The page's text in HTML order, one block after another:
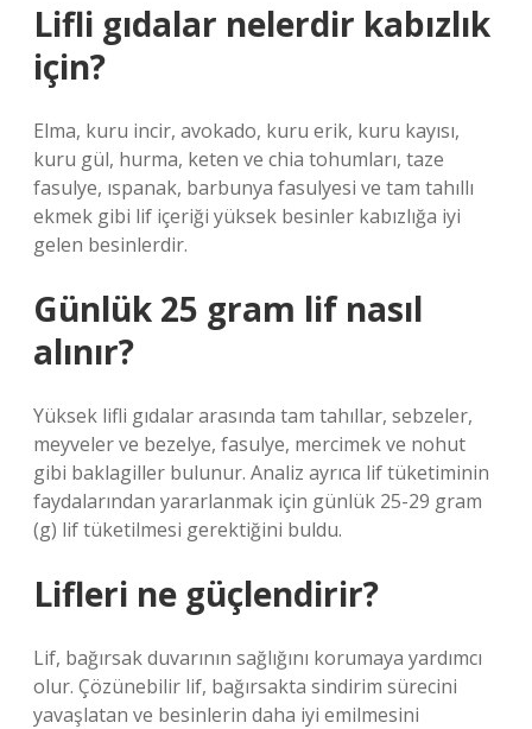
Lifli gıdalar nelerdir kabızlık
için?
Elma, kuru incir, avokado, kuru erik, kuru kayısı,
kuru gül, hurma, keten ve chia tohumları, taze
fasulye, ıspanak, barbunya fasulyesi ve tam tahıllı
ekmek gibi lif içeriği yüksek besinler kabızlığa iyi
gelen besinlerdir.
Günlük 25 gram lif nasıl
alınır?
Yüksek lifli gıdalar arasında tam tahıllar, sebzeler,
meyveler ve bezelye, fasulye, mercimek ve nohut
gibi baklagiller bulunur. Analiz ayrıca lif tüketiminin
faydalarından yararlanmak için günlük 25-29 gram
(g) lif tüketilmesi gerektiğini buldu.
Lifleri ne güçlendirir?
Lif, bağırsak duvarının sağlığını korumaya yardımcı
olur. Çözünebilir lif, bağırsakta sindirim sürecini
yavaşlatan ve besinlerin daha iyi emilmesini